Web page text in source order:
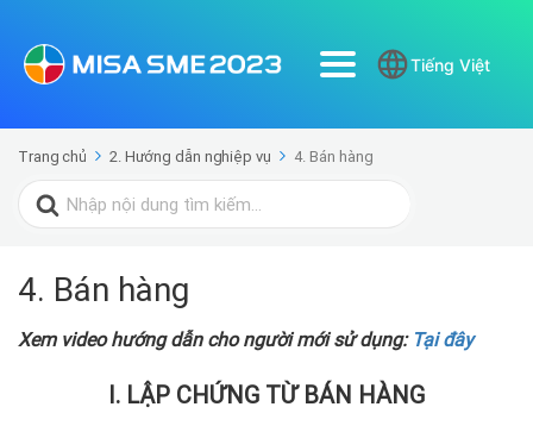
Tiếng Việt
Trang chủ 2. Hướng dẫn nghiệp vụ 4. Bán hàng
Search
for:
4. Bán hàng
Xem video hướng dẫn cho người mới sử dụng: Tại đây
I. LẬP CHỨNG TỪ BÁN HÀNG